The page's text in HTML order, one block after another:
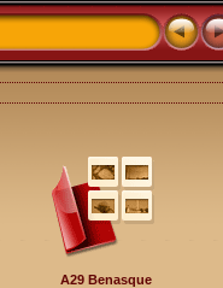
A29 Benasque